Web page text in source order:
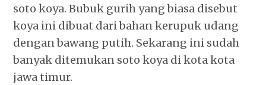
soto koya. Bubuk gurih yang biasa disebut
koya ini dibuat dari bahan kerupuk udang
dengan bawang putih. Sekarang ini sudah
banyak ditemukan soto koya di kota kota
jawa timur.